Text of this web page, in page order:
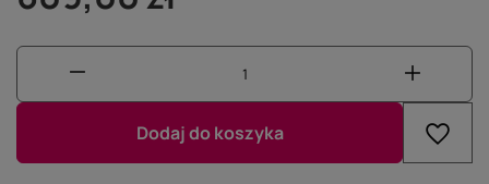
Dodaj do koszyka